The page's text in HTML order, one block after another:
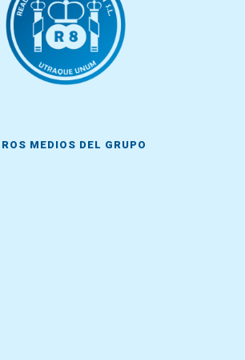
MEDIOS DEL GRUPO